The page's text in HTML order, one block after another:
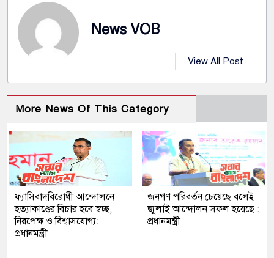
News VOB
View All Post
More News Of This Category
ফ্যাসিবাদবিরোধী আন্দোলনে
হত্যাকাণ্ডের বিচার হবে স্বচ্ছ,
নিরপেক্ষ ও বিশ্বাসযোগ্য:
প্রধানমন্ত্রী
জনগণ পরিবর্তন চেয়েছে বলেই
জুলাই আন্দোলন সফল হয়েছে :
প্রধানমন্ত্রী